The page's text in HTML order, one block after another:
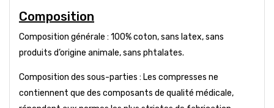
Composition
Composition générale : 100% coton, sans latex, sans
produits d’origine animale, sans phtalates.
Composition des sous-parties : Les compresses ne
contiennent que des composants de qualité médicale,